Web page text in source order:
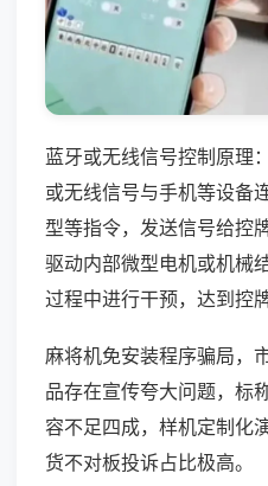
蓝牙或无线信号控制原理
或无线信号与手机等设备
型等指令，发送信号给控
驱动内部微型电机或机械
过程中进行干预，达到控
麻将机免安装程序骗局，
品存在宣传夸大问题，标
容不足四成，样机定制化
货不对板投诉占比极高。